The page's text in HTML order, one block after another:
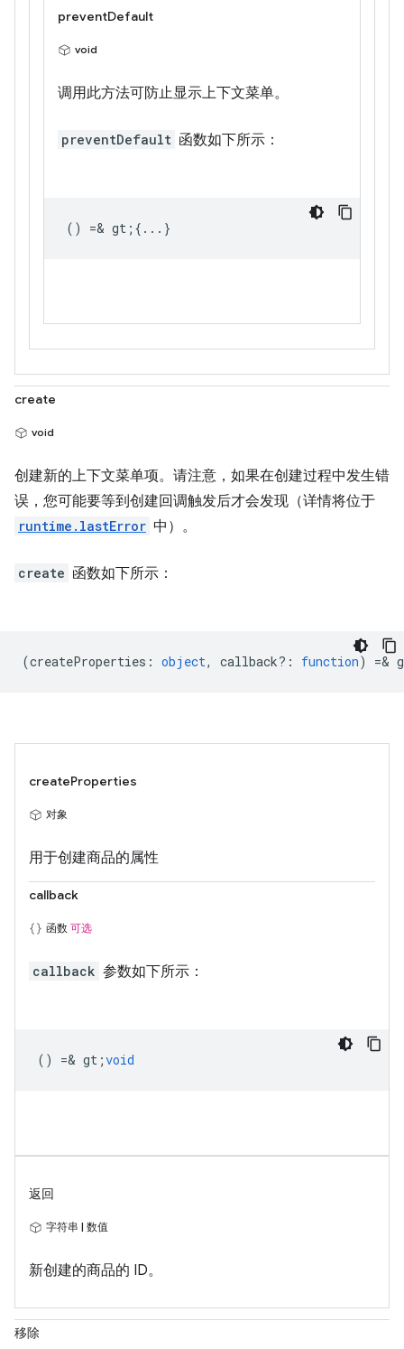
preventDefault
void
调用此方法可防止显示上下文菜单。
preventDefault 函数如下所示：
() =& gt;{...}
create
void
创建新的上下文菜单项。请注意，如果在创建过程中发生错
误，您可能要等到创建回调触发后才会发现（详情将位于
runtime.lastError 中）。
create 函数如下所示：
(createProperties : object, callback? : function) =&
createProperties
对象
用于创建商品的属性
callback
函数 可选
callback 参数如下所示：
() =& gt;void
返回
字符串 | 数值
新创建的商品的 ID。
移除